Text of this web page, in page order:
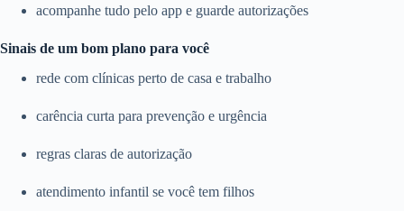
acompanhe tudo pelo app e guarde autorizações
Sinais de um bom plano para você
rede com clínicas perto de casa e trabalho
carência curta para prevenção e urgência
regras claras de autorização
atendimento infantil se você tem filhos